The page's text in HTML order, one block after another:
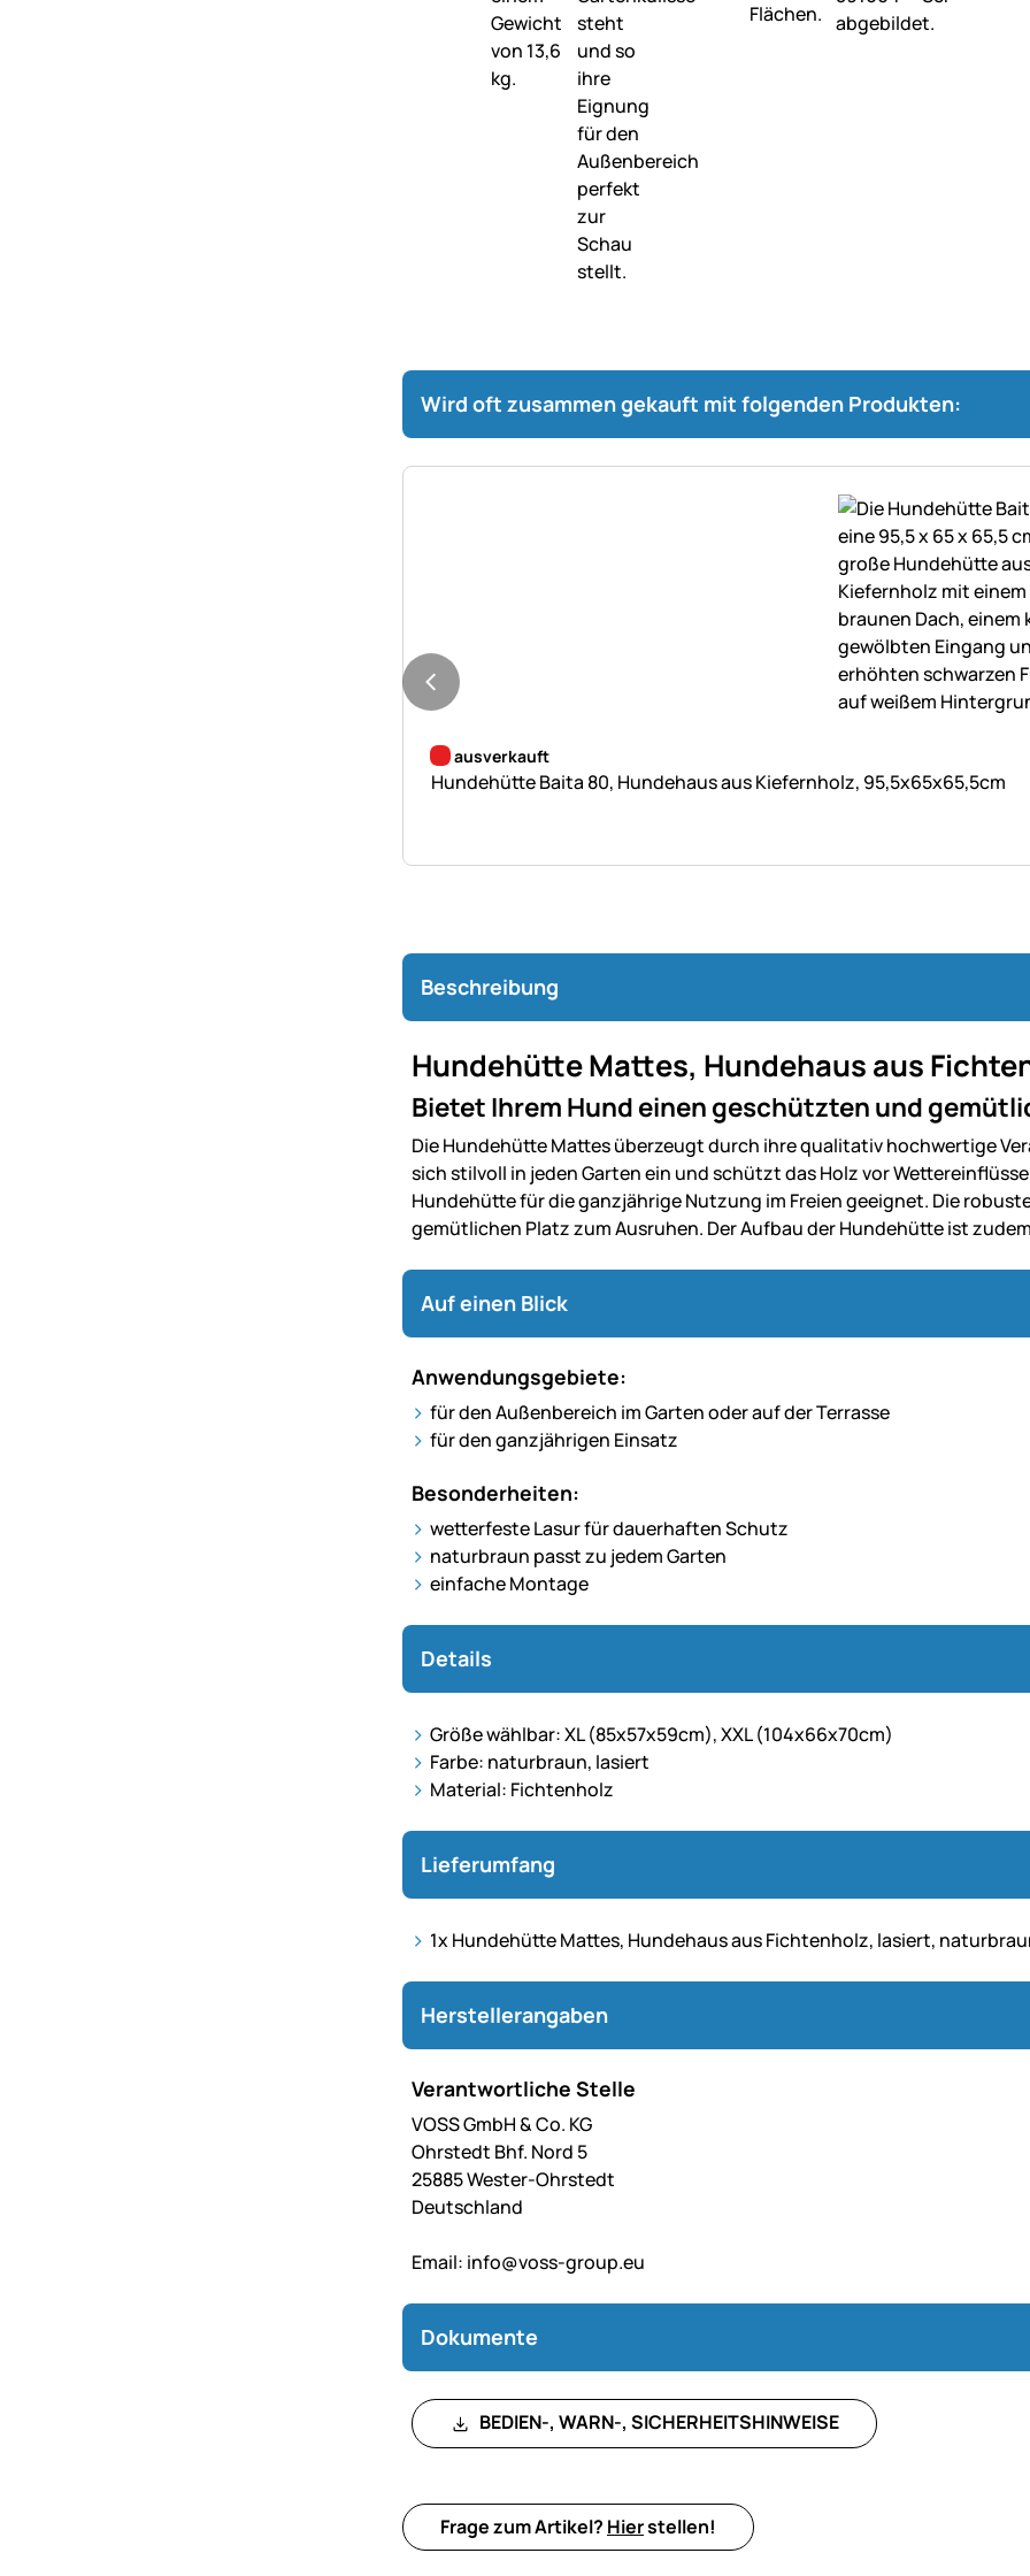
Wird oft zusammen gekauft mit folgenden Produkten:
Noch keine Bewertungen abgegeben
ausverkauft
Hundehütte Baita 80, Hundehaus aus Kiefernholz, 95,5x65x65,5cm
Beschreibung
Hundehütte Mattes, Hundehaus aus
Bietet Ihrem Hund einen geschützten und
Die Hundehütte Mattes überzeugt durch ihre qualitativ hochwertige
sich stilvoll in jeden Garten ein und schützt das Holz vor
Hundehütte für die ganzjährige Nutzung im Freien geeignet. Die
gemütlichen Platz zum Ausruhen. Der Aufbau der Hundehütte ist
Auf einen Blick
Anwendungsgebiete:
für den Außenbereich im Garten oder auf der Terrasse
für den ganzjährigen Einsatz
Besonderheiten:
wetterfeste Lasur für dauerhaften Schutz
naturbraun passt zu jedem Garten
einfache Montage
Details
Größe wählbar: XL (85x57x59cm), XXL (104x66x70cm)
Farbe: naturbraun, lasiert
Material: Fichtenholz
Lieferumfang
1x Hundehütte Mattes, Hundehaus aus Fichtenholz, lasiert,
Herstellerangaben
Verantwortliche Stelle
VOSS GmbH & Co. KG
Ohrstedt Bhf. Nord 5
25885 Wester-Ohrstedt
Deutschland
Email: info@voss-group.eu
Dokumente
BEDIEN-, WARN-, SICHERHEITSHINWEISE
Frage zum Artikel? Hierstellen!